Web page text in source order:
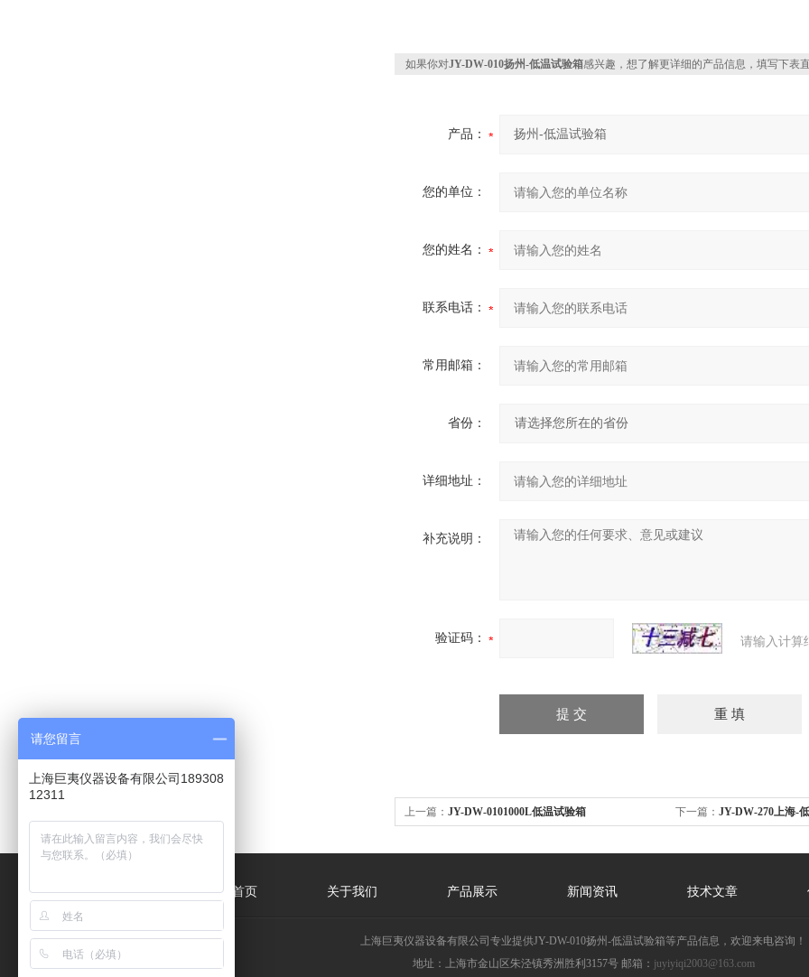
如果你对JY-DW-010扬州-低温试验箱感兴趣，想了解更详细的产品信息，填写下表
产品：
您的单位：
您的姓名：
联系电话：
常用邮箱：
省份：
详细地址：
补充说明：
验证码： 请输入计算
上一篇： JY-DW-0101000L低温试验箱 下一篇： JY-DW-270上海-
网站首页 关于我们 产品展示 新闻资讯 技术文章
上海巨夷仪器设备有限公司专业提供JY-DW-010扬州-低温试验箱等产品信息，欢迎来电咨询！
地址：上海市金山区朱泾镇秀洲胜利3157号 邮箱： juyiyiqi2003@163.com
请您留言
上海巨夷仪器设备有限公司189308
12311